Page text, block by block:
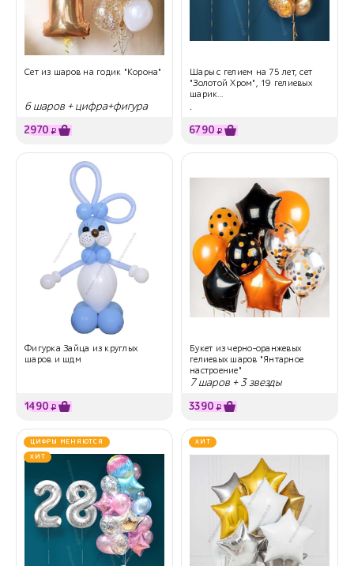
Сет из шаров на годик "Корона"
6 шаров + цифра+фигура
2970 ₽
Шары с гелием на 75 лет, сет
"Золотой Хром", 19 гелиевых
шарик...
.
6790 ₽
Фигурка Зайца из круглых
шаров и шдм
1490 ₽
Букет из черно-оранжевых
гелиевых шаров "Янтарное
настроение"
7 шаров + 3 звезды
3390 ₽
ЦИФРЫ МЕНЯЮТСЯ
ХИТ
ХИТ